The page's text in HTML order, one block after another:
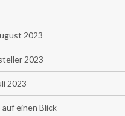
2023
2023
2023
einen Blick